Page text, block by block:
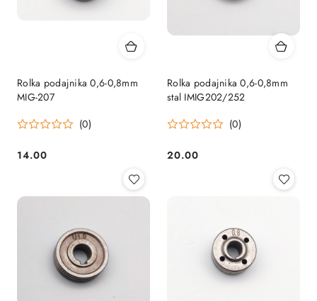
Rolka podajnika 0,6-0,8mm
MIG-207
(0)
Cena:
14.00
Rolka podajnika 0,6-0,8mm
stal IMIG202/252
(0)
Cena:
20.00